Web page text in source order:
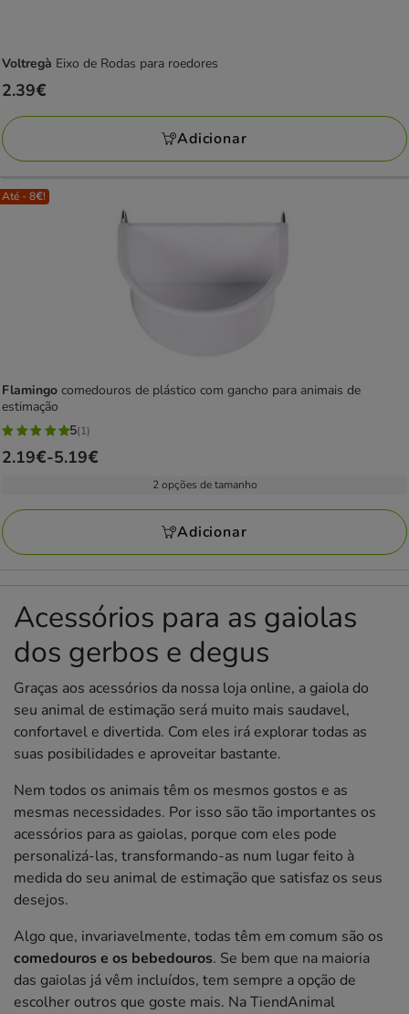
Voltregà Eixo de Rodas para roedores
Preço
2.39€
2.39€
Adicionar
Até - 8€!
Flamingo comedouros de plástico com gancho para animais de
estimação
5
estrelas
avaliações
5(1)
Preço
a
5.19€
2.19€-5.19€
2 opções de tamanho
Adicionar
Acessórios para as gaiolas
dos gerbos e degus
Graças aos acessórios da nossa loja online, a gaiola do
seu animal de estimação será muito mais saudavel,
confortavel e divertida. Com eles irá explorar todas as
suas posibilidades e aproveitar bastante.
Nem todos os animais têm os mesmos gostos e as
mesmas necessidades. Por isso são tão importantes os
acessórios para as gaiolas, porque com eles pode
personalizá-las, transformando-as num lugar feito à
medida do seu animal de estimação que satisfaz os seus
desejos.
Algo que, invariavelmente, todas têm em comum são os
comedouros e os bebedouros. Se bem que na maioria
das gaiolas já vêm incluídos, tem sempre a opção de
escolher outros que goste mais. Na TiendAnimal